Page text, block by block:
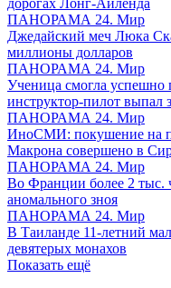
ПАНОРАМА 24. Мир
Джедайский меч Люка
миллионы долларов
ПАНОРАМА 24. Мир
Ученица смогла успешно
инструктор-пилот выпал
ПАНОРАМА 24. Мир
ИноСМИ: покушение на
Макрона совершено в
ПАНОРАМА 24. Мир
Во Франции более 2 тыс.
аномального зноя
ПАНОРАМА 24. Мир
В Таиланде 11-летний
девятерых монахов
Показать ещё